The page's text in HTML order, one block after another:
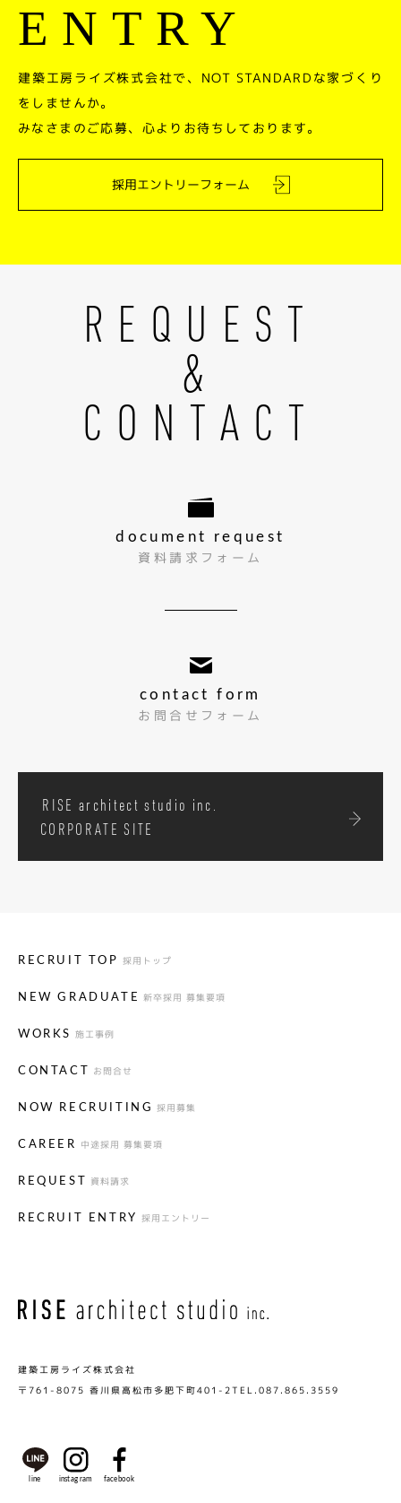
ENTRY
建築工房ライズ株式会社で、NOT STANDARDな家づくり
をしませんか。
みなさまのご応募、心よりお待ちしております。
採用エントリーフォーム
REQUEST
&
CONTACT
document request
資料請求フォーム
contact form
お問合せフォーム
RISE architect studio inc.
CORPORATE SITE
RECRUIT TOP 採用トップ
NEW GRADUATE 新卒採用 募集要項
WORKS 施工事例
CONTACT お問合せ
NOW RECRUITING 採用募集
CAREER 中途採用 募集要項
REQUEST 資料請求
RECRUIT ENTRY 採用エントリー
建築工房ライズ株式会社
〒761-8075 香川県高松市多肥下町401-2TEL.087.865.3559